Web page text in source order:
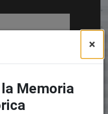
×
Memoria